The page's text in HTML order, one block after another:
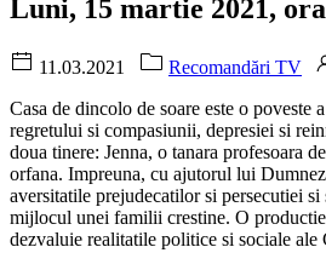
Luni, 15 martie 2021,
11.03.2021 Recomandări TV
Casa de dincolo de soare este o poveste
regretului si compasiunii, depresiei si
doua tinere: Jenna, o tanara profesoara
orfana. Impreuna, cu ajutorul lui
aversitatile prejudecatilor si persecutiei si
mijlocul unei familii crestine. O
dezvaluie realitatile politice si sociale ale